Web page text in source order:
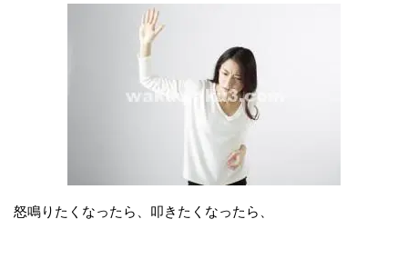
怒鳴りたくなったら、叩きたくなったら、